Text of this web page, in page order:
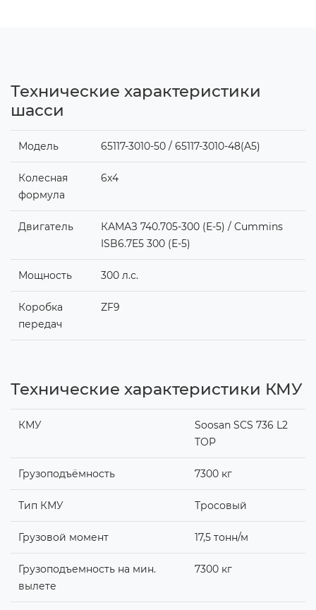
Технические характеристики
шасси
Модель 65117-3010-50 / 65117-3010-48(A5)
Колесная
формула
6x4
Двигатель
КАМАЗ 740.705-300 (Е-5) / Cummins
ISB6.7E5 300 (Е-5)
Мощность 300 л.с.
Коробка
передач
ZF9
Технические характеристики КМУ
КМУ
Soosan SCS 736 L2
TOP
Грузоподъёмность 7300 кг
Тип КМУ Тросовый
Грузовой момент 17,5 тонн/м
Грузоподъемность на мин.
вылете
7300 кг